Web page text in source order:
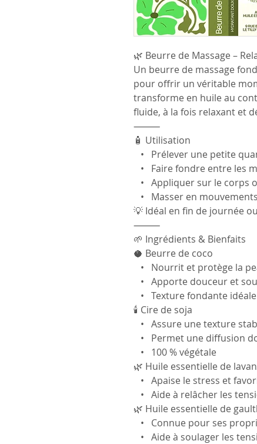
🌿 Beurre de Massage –
Un beurre de massage
pour offrir un véritable
transforme en huile au
fluide, à la fois relaxant et
⸻
🧴 Utilisation
• Prélever une petite
• Faire fondre entre les
• Appliquer sur le corps
• Masser en
💡 Idéal en fin de journée
⸻
🌱 Ingrédients & Bienfaits
🥥 Beurre de coco
• Nourrit et protège la
• Apporte douceur et
• Texture fondante
🕯️ Cire de soja
• Assure une texture
• Permet une diffusion
• 100 % végétale
🌿 Huile essentielle de
• Apaise le stress et
• Aide à relâcher les
🌿 Huile essentielle de
• Connue pour ses
• Aide à soulager les